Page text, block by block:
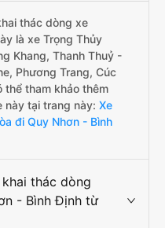
thác dòng xe
là xe Trọng Thủy
Khang, Thanh Thuỷ -
Phương Trang, Cúc
thể tham khảo thêm
này tại trang này: Xe
đi Quy Nhơn - Bình
thác dòng
- Bình Định từ